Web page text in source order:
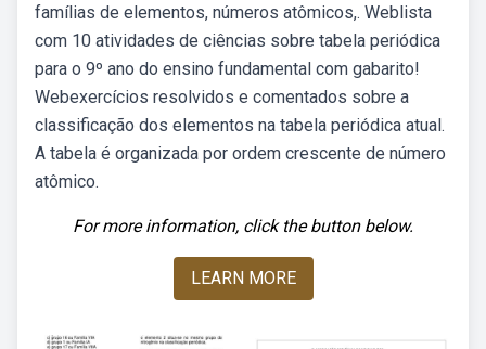
famílias de elementos, números atômicos,. Weblista
com 10 atividades de ciências sobre tabela periódica
para o 9º ano do ensino fundamental com gabarito!
Webexercícios resolvidos e comentados sobre a
classificação dos elementos na tabela periódica atual.
A tabela é organizada por ordem crescente de número
atômico.
For more information, click the button below.
LEARN MORE